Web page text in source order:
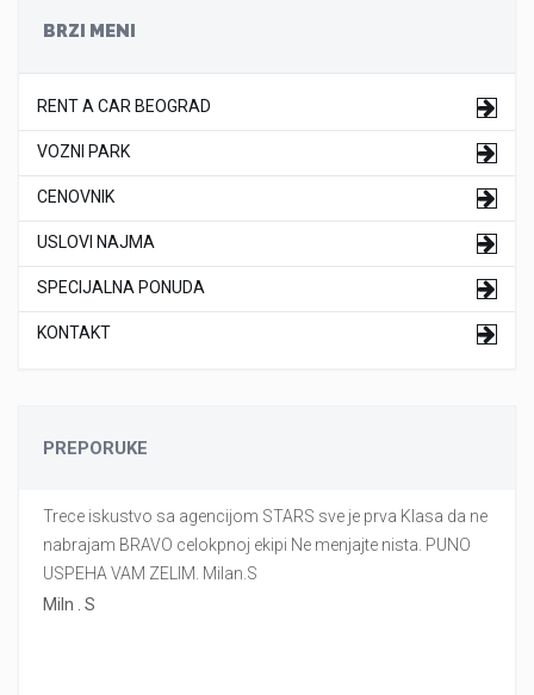
BRZI MENI
RENT A CAR BEOGRAD
VOZNI PARK
CENOVNIK
USLOVI NAJMA
SPECIJALNA PONUDA
KONTAKT
PREPORUKE
Trece iskustvo sa agencijom STARS sve je prva Klasa da ne
nabrajam BRAVO celokpnoj ekipi Ne menjajte nista. PUNO
USPEHA VAM ZELIM. Milan.S
Miln . S